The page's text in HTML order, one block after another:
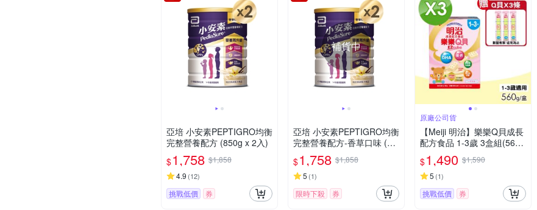
亞培 小安素PEPTIGRO均衡
完整營養配方 (850g x 2入)
$1,758 $1,858
4.9 (12)
挑戰低價 券
補貨中
亞培 小安素PEPTIGRO均衡
完整營養配方-香草口味 (85
0g x 2入)
$1,758 $1,858
5 (1)
限時下殺 券
原廠公司貨
【Meiji 明治】樂樂Q貝成長
配方食品 1-3歲 3盒組(560
g/盒)
$1,490 $1,590
5 (1)
挑戰低價 券